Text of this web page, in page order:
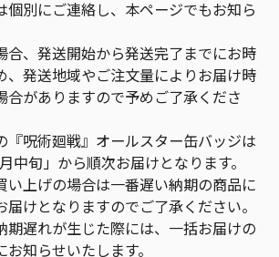
個別にご連絡し、本ページでもお知ら
、発送開始から発送完了までにお時
、発送地域やご注文量によりお届け時
合がありますので予めご了承くださ
呪術廻戦』オールスター缶バッジは
中旬」から順次お届けとなります。
い上げの場合は一番遅い納期の商品に
けとなりますのでご了承ください。
期遅れが生じた際には、一括お届けの
知らせいたします。